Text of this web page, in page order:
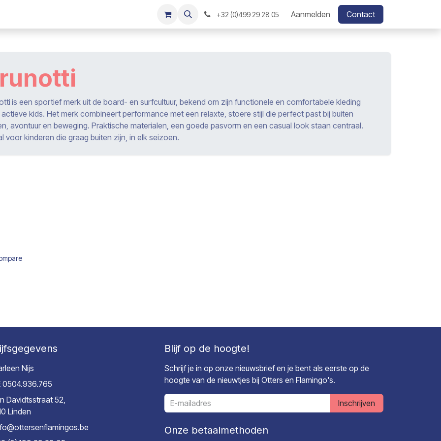
+32 (0)499 29 28 05 Aanmelden Contact
is een sportief merk uit de board- en surfcultuur, bekend om zijn functionele en comfortabele kleding
kids. Het merk combineert performance met een relaxte, stoere stijl die perfect past bij buiten
avontuur en beweging. Praktische materialen, een goede pasvorm en een casual look staan centraal.
voor kinderen die graag buiten zijn, in elk seizoen.
Nijs
0504.936.765
Davidtsstraat 52,
Linden
Blijf op de hoogte!
Schrijf je in op onze nieuwsbrief en je bent als eerste op de
hoogte van de nieuwtjes bij Otters en Flamingo's.
Inschrijven
Onze betaalmethoden